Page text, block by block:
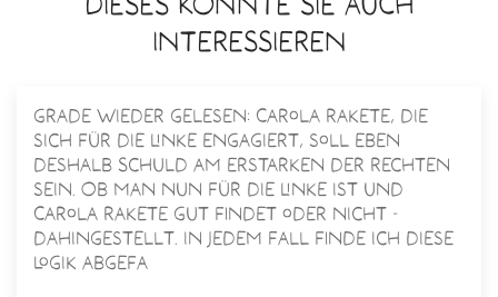
INTERESSIEREN
Grade wieder gelesen: Carola Rakete, die
sich für die Linke engagiert, soll eben
deshalb Schuld am Erstarken der Rechten
sein. Ob man nun für die Linke ist und
Carola Rakete gut findet oder nicht -
dahingestellt. In jedem Fall finde ich diese
Logik abgefa